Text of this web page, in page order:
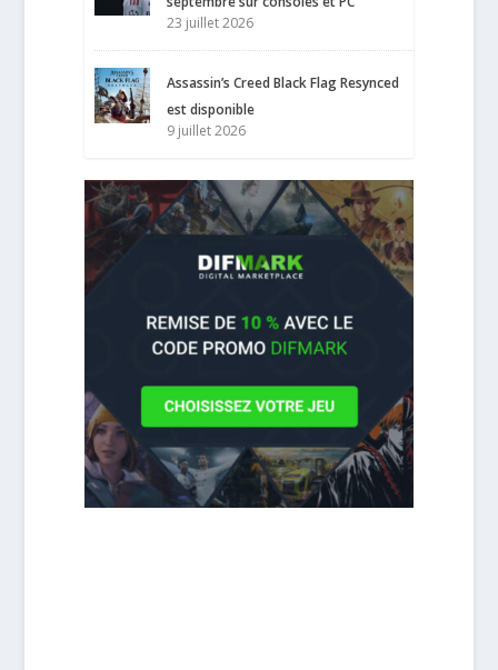
23 juillet 2026
Assassin’s Creed Black Flag Resynced
est disponible
9 juillet 2026